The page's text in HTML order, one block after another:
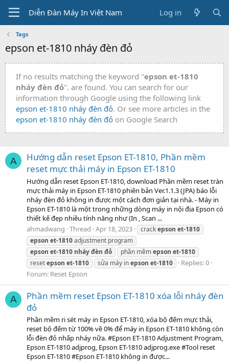
Diễn Đàn Máy In Việt Nam Log in
Tags
epson et-1810 nháy đèn đỏ
If no results matching the keyword "epson et-1810
nháy đèn đỏ". are found. You can search for our
information through Google using the following link
epson et-1810 nháy đèn đỏ. Or see more articles in the
epson et-1810 nháy đèn đỏ on Google Search
A
Hướng dẫn reset Epson ET-1810, Phần mềm
reset mực thải máy in Epson ET-1810
Hướng dẫn reset Epson ET-1810, download Phần mềm reset tràn
mực thải máy in Epson ET-1810 phiên bản Ver.1.1.3 (JPA) báo lỗi
nháy đèn đỏ không in được một cách đơn giản tại nhà. - Máy in
Epson ET-1810 là một trong những dòng máy in nội địa Epson có
thiết kế đẹp nhiều tính năng như (In , Scan ...
ahmadwang Thread Apr 18, 2023 crackepson et-1810
epson et-1810adjustment program
epson et-1810 nháyđèn đỏ phần mềmepson et-1810
resetepson et-1810 sửa máy inepson et-1810
Replies: 0
Forum: Reset Epson
A
Phần mềm reset Epson ET-1810 xóa lỗi nháy đèn
đỏ
Phần mềm ri sét máy in Epson ET-1810, xóa bộ đếm mực thải,
reset bộ đếm từ 100% về 0% để máy in Epson ET-1810 không còn
lỗi đèn đỏ nhấp nháy nữa. #Epson ET-1810 Adjustment Program,
Epson ET-1810 adjprog, Epson ET-1810 adjprog.exe #Tool reset
Epson ET-1810 #Epson ET-1810 không in được...